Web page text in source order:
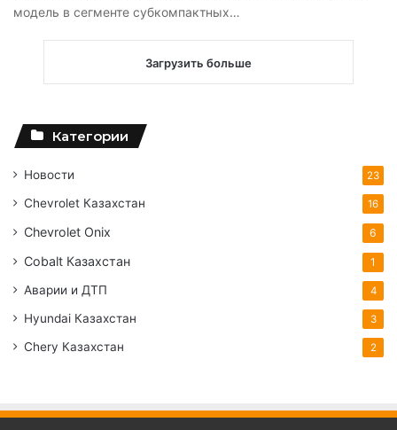
модель в сегменте субкомпактных…
Загрузить больше
Категории
Новости 23
Chevrolet Казахстан 16
Chevrolet Onix 6
Cobalt Казахстан 1
Аварии и ДТП 4
Hyundai Казахстан 3
Chery Казахстан 2